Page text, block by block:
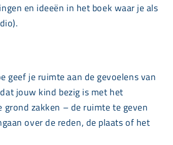
en ideeën in het boek waar je als
geef je ruimte aan de gevoelens van
jouw kind bezig is met het
zakken – de ruimte te geven
over de reden, de plaats of het